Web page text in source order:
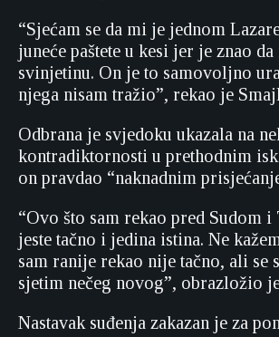
“Sjećam se da mi je jednom
juneće paštete u kesi jer je znao da
svinjetinu. On je to samovoljno
njega nisam tražio”, rekao je
Odbrana je svjedoku ukazala na
kontradiktornosti u prethodnim
on pravdao “naknadnim
“Ovo što sam rekao pred Sudom
jeste tačno i jedina istina. Ne
sam ranije rekao nije tačno, ali se
sjetim nečeg novog”, obrazložio
Nastavak suđenja zakazan je za